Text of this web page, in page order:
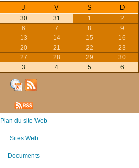
J V S D
30 31 1
2
6 7 8
9
13 14 15
16
20 21 22
23
27 28 29
30
3 4 5 6
Plan du site Web
Sites Web
Documents